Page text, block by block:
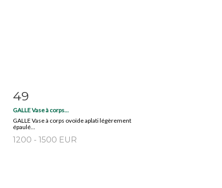
Item detail
49
GALLE Vase à corps...
GALLE Vase à corps ovoïde aplati légèrement
épaulé...
1200 - 1500 EUR